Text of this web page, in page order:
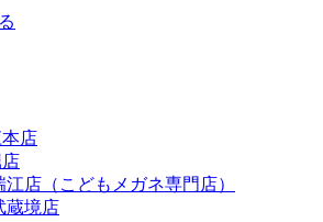
店
江店 （こどもメガネ専門店）
蔵境店